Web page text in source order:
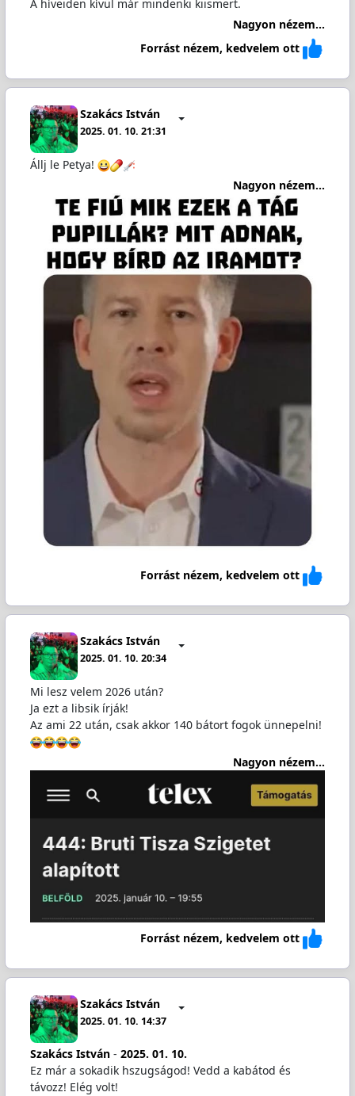
A híveiden kívül már mindenki kiismert.
Nagyon nézem...
Forrást nézem, kedvelem ott
Szakács István
2025. 01. 10. 21:31
Állj le Petya!
Nagyon nézem...
Forrást nézem, kedvelem ott
Szakács István
2025. 01. 10. 20:34
Mi lesz velem 2026 után?
Ja ezt a libsik írják!
Az ami 22 után, csak akkor 140 bátort fogok ünnepelni!
Nagyon nézem...
Forrást nézem, kedvelem ott
Szakács István
2025. 01. 10. 14:37
Szakács István- 2025. 01. 10.
Ez már a sokadik hszugságod! Vedd a kabátod és
távozz! Elég volt!